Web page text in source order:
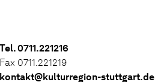
Tel. 0711.221216
Fax 0711.221219
kontakt@kulturregion-stuttgart.de